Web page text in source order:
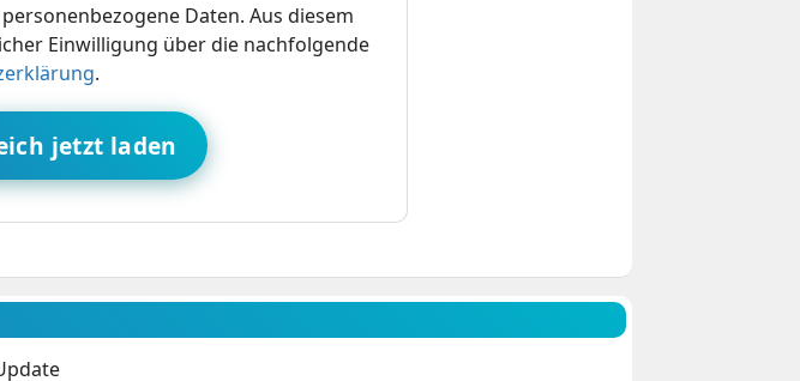
Daten. Aus diesem
Einwilligung über die nachfolgende
.
jetzt laden